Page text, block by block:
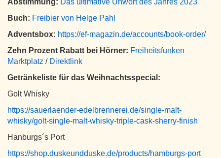
Buch: Freibier von Helge Pahl
Adventsbox: https://ef-magazin.de/accounts/book-order/
Zehn Prozent Rabatt bei Hörner: Freiheitsfunken
Marktplatz / Direktlink
Getränkeliste für das Weihnachtsspecial:
Golt Whisky
https://sauerlaender-edelbrennerei.de/single-malt-
whisky/golt-single-malt-whisky-triple-cask-sherry-finish
Hanburgs´s Port
https://shop.duskeundduske.de/products/hamburgs-port